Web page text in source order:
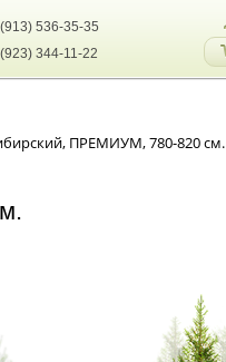
536-35-35
344-11-22
ПРЕМИУМ, 780-820 см.